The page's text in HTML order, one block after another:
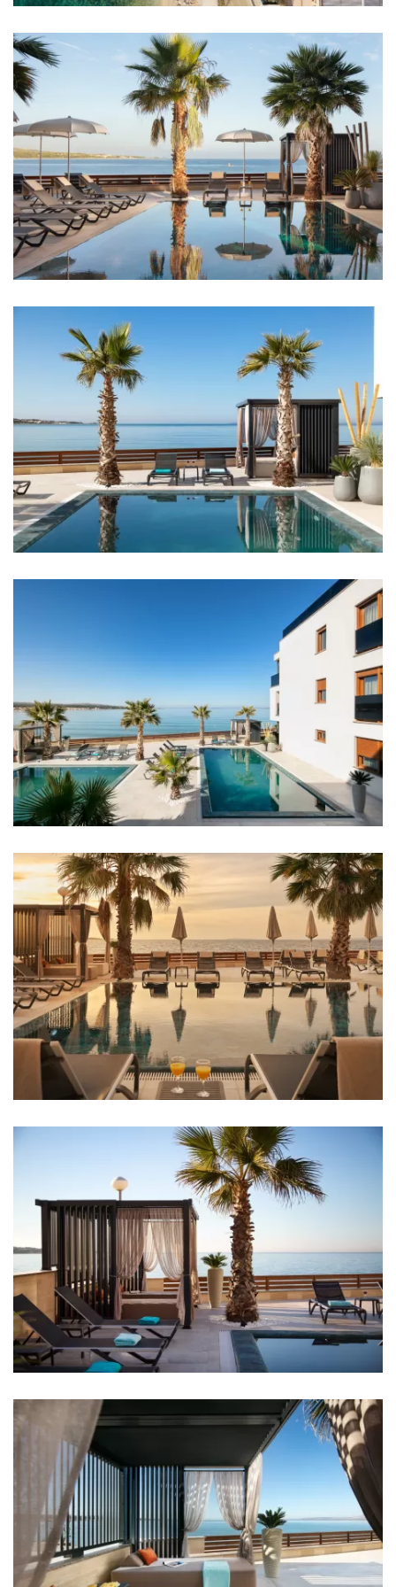
Trgovina: 300 m
Autobusni kolodvor: 1,2 km
Zračna luka: 30 km
Sobe
Soba 1: Bračni krevet: 1
Soba 3: Bračni krevet: 1
Soba 4: Bračni krevet: 1
Soba 5: Bračni krevet: 1
Soba 6: Bračni krevet: 1
Soba 7: Bračni krevet: 1
Soba 10: Bračni krevet: 1
Soba 11: Bračni krevet: 1
Soba 12: Bračni krevet: 1
Soba 14: Bračni krevet: 1
Soba 15: Bračni krevet: 1
Soba 16: Bračni krevet: 1
Soba 17: Bračni krevet: 1
Soba 18: Bračni krevet: 1
Soba 19: Bračni krevet: 1
Soba 20: Bračni krevet: 1
Soba 21: Bračni krevet: 1
Soba 22: Bračni krevet: 1
Soba 23: Bračni krevet: 1
Klima u svakoj sobi
TV u svakoj sobi
Krevetić za bebu